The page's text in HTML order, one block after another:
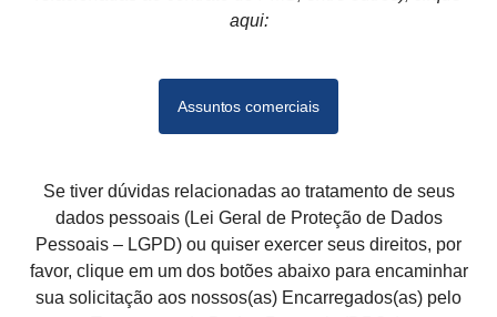
aqui:
Assuntos comerciais
Se tiver dúvidas relacionadas ao tratamento de seus
dados pessoais (Lei Geral de Proteção de Dados
Pessoais – LGPD) ou quiser exercer seus direitos, por
favor, clique em um dos botões abaixo para encaminhar
sua solicitação aos nossos(as) Encarregados(as) pelo